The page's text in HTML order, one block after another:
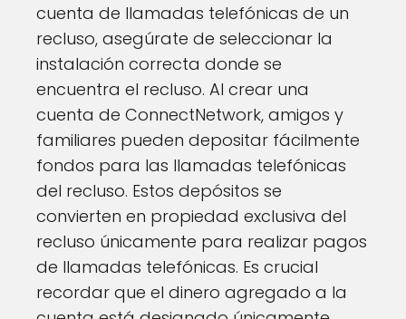
cuenta de llamadas telefónicas de un
recluso, asegúrate de seleccionar la
instalación correcta donde se
encuentra el recluso. Al crear una
cuenta de ConnectNetwork, amigos y
familiares pueden depositar fácilmente
fondos para las llamadas telefónicas
del recluso. Estos depósitos se
convierten en propiedad exclusiva del
recluso únicamente para realizar pagos
de llamadas telefónicas. Es crucial
recordar que el dinero agregado a la